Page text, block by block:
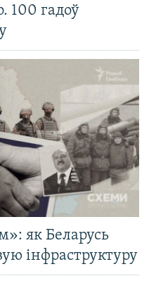
100 гадоў
як Беларусь
інфраструктуру